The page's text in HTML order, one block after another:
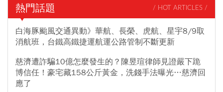
熱門話題 / HOT ARTICLES /
白海豚颱風交通異動》華航、長榮、虎航、星宇8/9取
消航班，台鐵高鐵捷運航運公路管制不斷更新
慈濟遭詐騙10億怎麼發生的？陳昱瑄律師見證嚴下跪
博信任！豪宅藏158公斤黃金，洗錢手法曝光…慈濟回
應了